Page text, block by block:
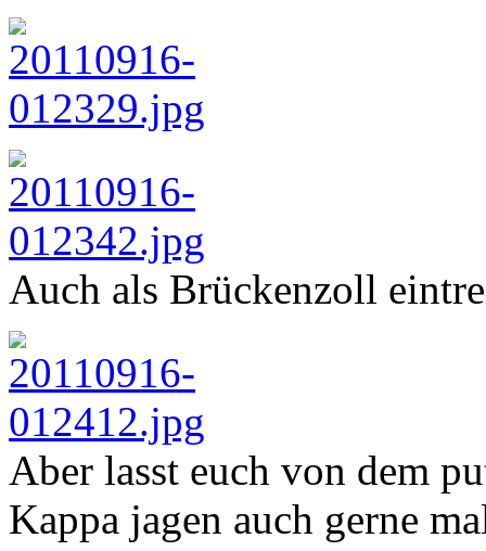
Auch als Brückenzoll
Aber lasst euch von dem
Kappa jagen auch gerne